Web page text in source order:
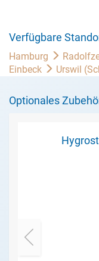
Verfügbare
Hamburg
Einbeck
Urswil
Optionales